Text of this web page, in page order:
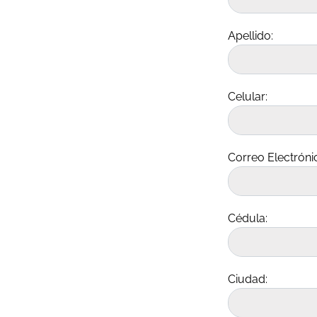
Apellido:
Celular:
Correo
Cédula:
Ciudad: